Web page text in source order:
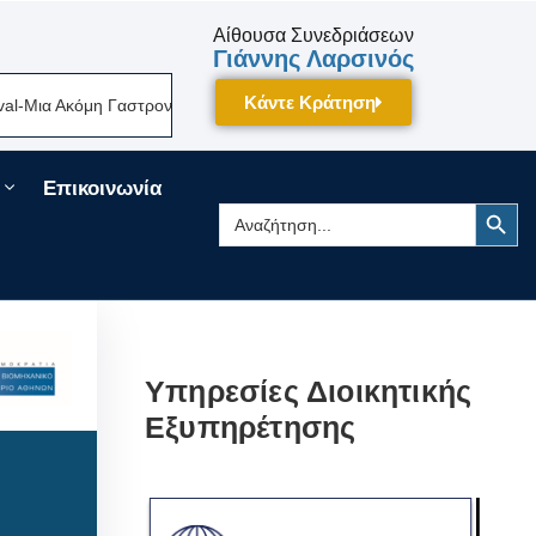
Γαστρονομική Γιορτή Της Πελοποννήσου Δίνει Ραντεβού Τον
Αίθουσα Συνεδριάσεων
Γιάννης Λαρσινός
Κάντε Κράτηση
Επικοινωνία
Search
for:
Search Button
Υπηρεσίες Διοικητικής
Εξυπηρέτησης